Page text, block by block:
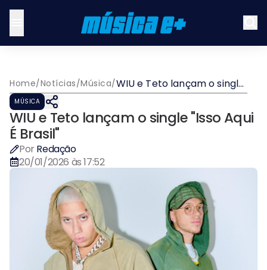
Home/Notícias/Música/WIU e Teto lançam o single
"Isso Aqui É Brasil"
MÚSICA
WIU e Teto lançam o single "Isso Aqui
É Brasil"
Por Redação
20/01/2026 às 17:52